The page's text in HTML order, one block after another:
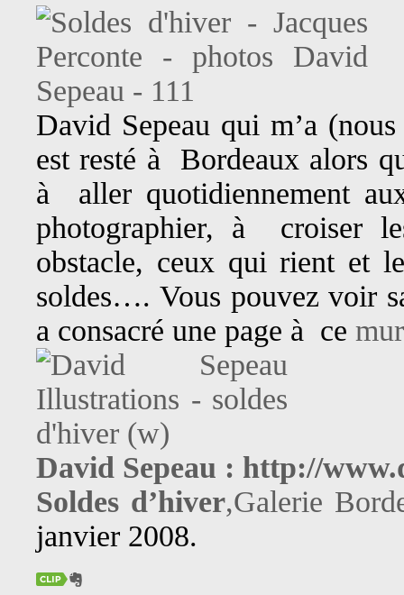
David Sepeau qui m’a
est resté à Bordeaux alors
à aller quotidiennement
photographier, à croiser
obstacle, ceux qui rient et
soldes…. Vous pouvez voir
a consacré une page à ce
David Sepeau : http://
Soldes d’hiver,Galerie
janvier 2008.